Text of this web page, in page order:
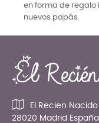
en forma de regalo
nuevos papás.
El Recien
28020 Madrid España